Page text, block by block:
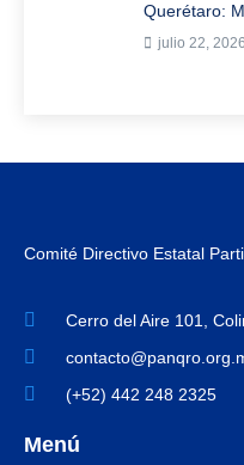
Querétaro:
julio 22, 2026
Comité Directivo Estatal
Cerro del Aire 101,
(+52) 442 248 2325
Menú